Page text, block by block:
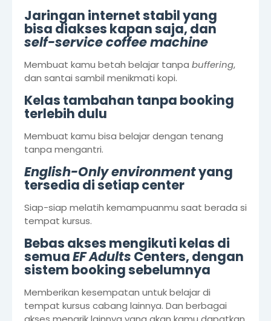
Jaringan internet stabil yang
bisa diakses kapan saja, dan
self-service coffee machine
Membuat kamu betah belajar tanpa buffering,
dan santai sambil menikmati kopi.
Kelas tambahan tanpa booking
terlebih dulu
Membuat kamu bisa belajar dengan tenang
tanpa mengantri.
English-Only environmentyang
tersedia di setiap center
Siap-siap melatih kemampuanmu saat berada si
tempat kursus.
Bebas akses mengikuti kelas di
semuaEF Adults Centers, dengan
sistem booking sebelumnya
Memberikan kesempatan untuk belajar di
tempat kursus cabang lainnya. Dan berbagai